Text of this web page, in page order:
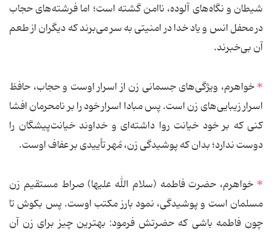
شیطان و نگاه‌های آلوده، ناامن گشته است؛ اما فرشته‌های حجاب
در محفل انس و یاد خدا در امنیتی به سر می‌برند که دیگران از طعم
آن بی‌خبرند.
*خواهرم، ویژگی‌های جسمانی زن از اسرار اوست و حجاب، حافظ
اسرار زیبایی‌های زن است. پس مبادا اسرار خود را بر نامحرمان افشا
کنی که بر خود خیانت روا داشته‌ای و خداوند خیانت‌پیشگان را
دوست ندارد؛ بدان که پوشیدگی زن، مُهر تأییدی بر عفاف اوست.
* خواهرم، حضرت فاطمه (سلام الله علیها) صراط مستقیم زن
مسلمان است و پوشیدگی، نمود بارز مکتب اوست. پس بکوش تا
چون فاطمه باشی که حضرتش فرمود: بهترین چیز برای زن آن